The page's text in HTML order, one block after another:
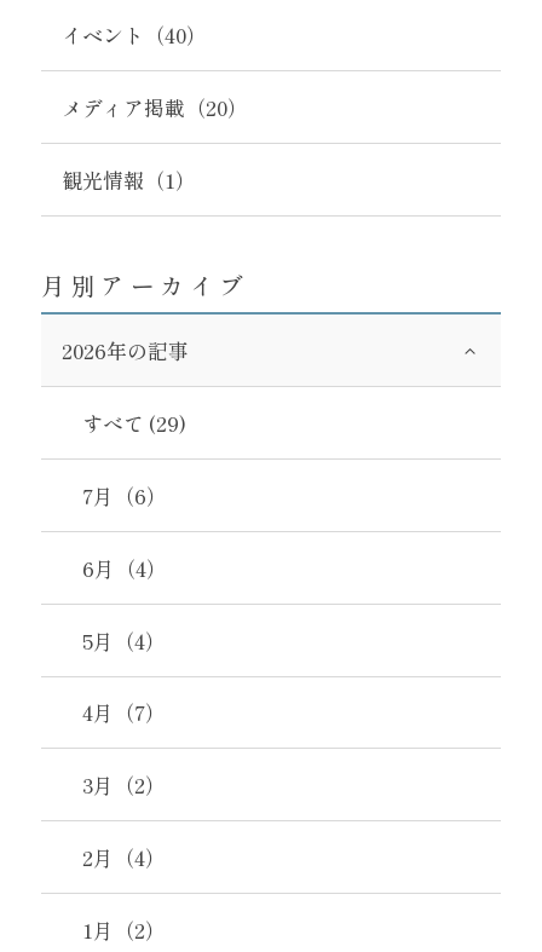
イベント（40）
メディア掲載（20）
観光情報（1）
月別アーカイブ
2026年の記事
すべて (29)
7月（6）
6月（4）
5月（4）
4月（7）
3月（2）
2月（4）
1月（2）